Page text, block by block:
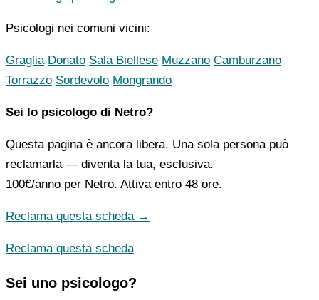
Psicologi nei comuni vicini:
Graglia Donato Sala Biellese Muzzano Camburzano
Torrazzo Sordevolo Mongrando
Sei lo psicologo di Netro?
Questa pagina è ancora libera. Una sola persona può
reclamarla — diventa la tua, esclusiva.
100€/anno per Netro. Attiva entro 48 ore.
Reclama questa scheda →
Reclama questa scheda
Sei uno psicologo?